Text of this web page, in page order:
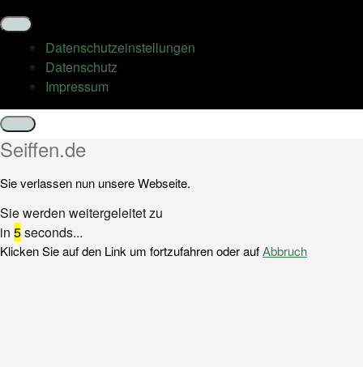
Datenschutz­einstellungen
Datenschutz
Impressum
Schließen
Seiffen.de
Sie verlassen nun unsere Webseite.
Sie werden weitergeleitet zu
in 5seconds...
Klicken Sie auf den Link um fortzufahren oder aufAbbruch